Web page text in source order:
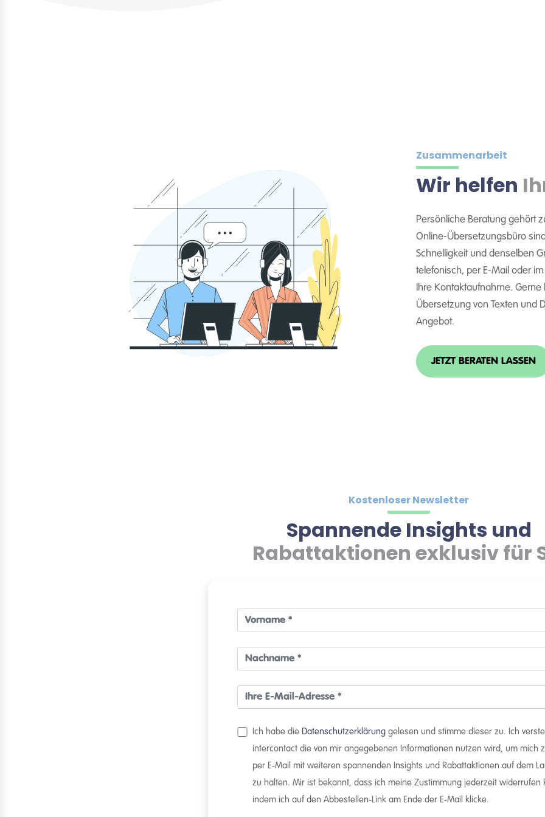
Zusammenarbeit
Wir helfen
Persönliche Beratung gehört
Online-Übersetzungsbüro
Schnelligkeit und denselben
telefonisch, per E-Mail oder
Ihre Kontaktaufnahme.
Übersetzung von Texten und
Angebot.
JETZT BERATEN LASSEN
Kostenloser Newsletter
Spannende Insights und
Rabattaktionen exklusiv für
Ich habe die Datenschutzerklärung gelesen und stimme dieser zu. Ich
intercontact die von mir angegebenen Informationen nutzen wird, um mich
per E-Mail mit weiteren spannenden Insights und Rabattaktionen auf dem
zu halten. Mir ist bekannt, dass ich meine Zustimmung jederzeit widerrufen
indem ich auf den Abbestellen-Link am Ende der E-Mail klicke.